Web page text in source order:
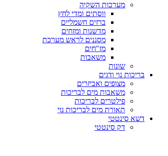
מערכות השקיה
ווסתים ומדי לחץ
ברזים חשמליים
מדשנות ומזחים
מסננים לראש מערכת
מז"חים
משאבות
שונות
בריכות נוי ודגים
מצופים ואביזרים
משאבות מים לבריכות
פילטרים לבריכות
תאורת מים לבריכות נוי
דשא סינטטי
דק סינטטי